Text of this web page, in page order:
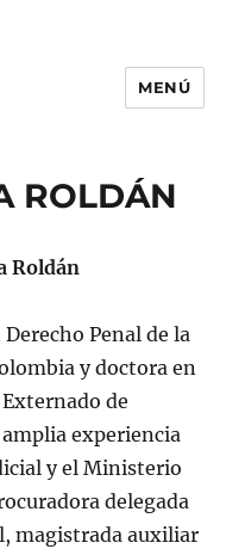
MENÚ
ROLDÁN
Roldán
Penal de la
y doctora en
de
experiencia
y el Ministerio
delegada
magistrada auxiliar